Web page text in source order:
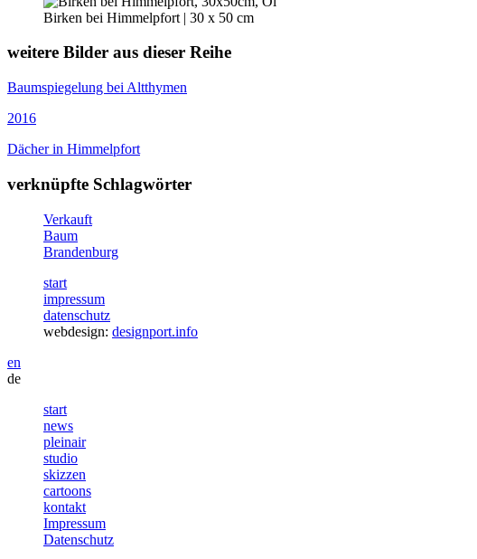
Birken bei Himmelpfort | 30 x 50 cm
weitere Bilder aus dieser Reihe
Baumspiegelung bei Altthymen
2016
Dächer in Himmelpfort
verknüpfte Schlagwörter
Verkauft
Baum
Brandenburg
start
impressum
datenschutz
webdesign: designport.info
en
de
start
news
pleinair
studio
skizzen
cartoons
kontakt
Impressum
Datenschutz